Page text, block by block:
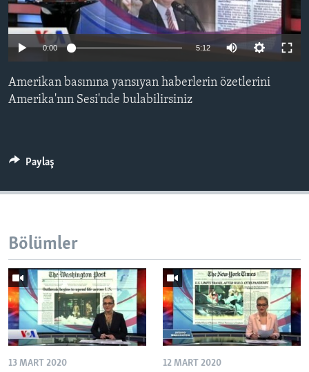
HAYATTAN
SANAT
BIZI TAKIP EDIN
Diller
0:00 5:12
Amerikan basınına yansıyan haberlerin özetlerini
Amerika'nın Sesi'nde bulabilirsiniz
Paylaş
Bölümler
13 MART 2020 12 MART 2020